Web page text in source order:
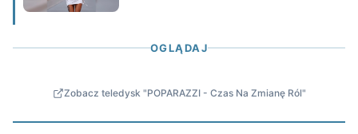
OGLĄDAJ
Zobacz teledysk "POPARAZZI - Czas Na Zmianę Ról"